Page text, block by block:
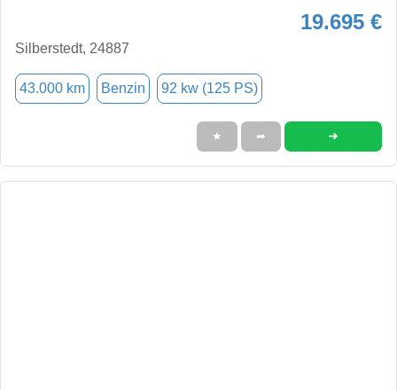
19.695 €
Silberstedt, 24887
43.000 km Benzin 92 kw (125 PS)
★ ➦ ➜